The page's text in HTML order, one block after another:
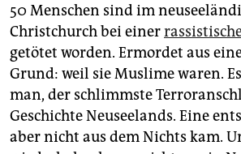
50 Menschen sind im
Christchurch bei einer
getötet worden. Ermordet aus
Grund: weil sie Muslime waren.
man, der schlimmste
Geschichte Neuseelands. Eine
aber nicht aus dem Nichts kam.